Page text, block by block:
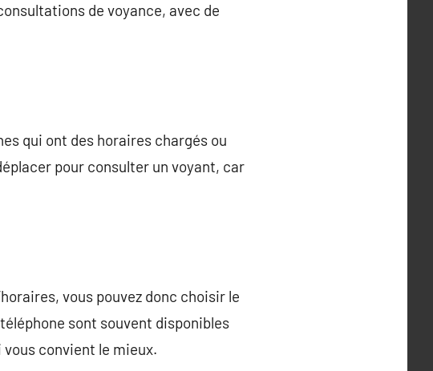
de voyance, avec de
qui ont des horaires chargés ou
pour consulter un voyant, car
vous pouvez donc choisir le
sont souvent disponibles
vous convient le mieux.